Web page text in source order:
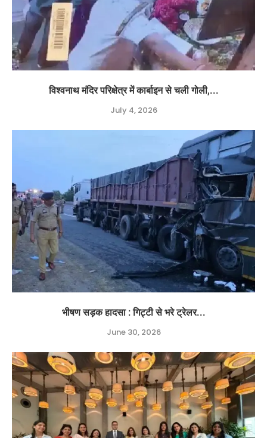
विश्वनाथ मंदिर परिक्षेत्र में कार्बाइन से चली गोली,...
July 4, 2026
भीषण सड़क हादसा : गिट्टी से भरे ट्रेलर...
June 30, 2026